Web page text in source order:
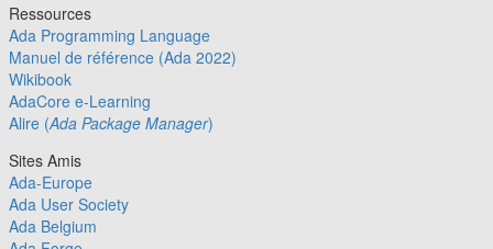
Ressources
Ada Programming Language
Manuel de référence (Ada 2022)
Wikibook
AdaCore e-Learning
Alire (Ada Package Manager)
Sites Amis
Ada-Europe
Ada User Society
Ada Belgium